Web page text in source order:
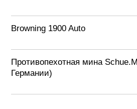
Browning 1900 Auto
Противопехотная мина
Германии)